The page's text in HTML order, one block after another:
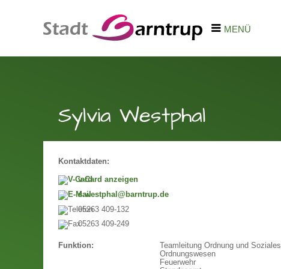
MENÜ
Sylvia Westphal
Kontaktdaten:
v-Card anzeigen
s.westphal@barntrup.de
05263 409-132
05263 409-249
Funktion:
Teamleitung Ordnung und Soziales
Ordnungswesen
Feuerwehr